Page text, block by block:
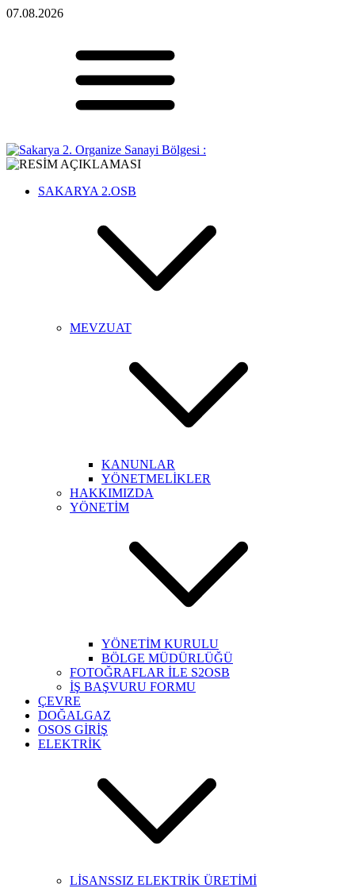
07.08.2026
SAKARYA 2.OSB
MEVZUAT
KANUNLAR
YÖNETMELİKLER
HAKKIMIZDA
YÖNETİM
YÖNETİM KURULU
BÖLGE MÜDÜRLÜĞÜ
FOTOĞRAFLAR İLE S2OSB
İŞ BAŞVURU FORMU
ÇEVRE
DOĞALGAZ
OSOS GİRİŞ
ELEKTRİK
LİSANSSIZ ELEKTRİK ÜRETİMİ